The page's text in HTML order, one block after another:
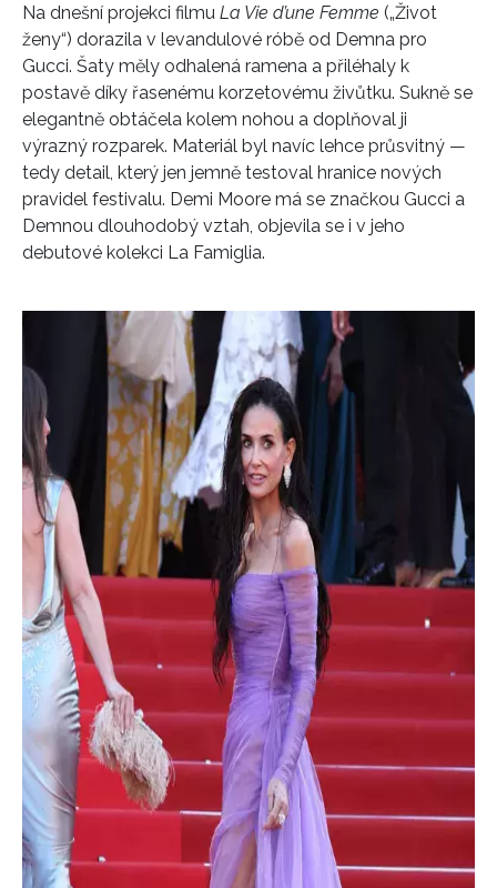
Na dnešní projekci filmu La Vie d’une Femme („Život
ženy“) dorazila v levandulové róbě od Demna pro
Gucci. Šaty měly odhalená ramena a přiléhaly k
postavě díky řasenému korzetovému živůtku. Sukně se
elegantně obtáčela kolem nohou a doplňoval ji
výrazný rozparek. Materiál byl navíc lehce průsvitný —
tedy detail, který jen jemně testoval hranice nových
pravidel festivalu. Demi Moore má se značkou Gucci a
Demnou dlouhodobý vztah, objevila se i v jeho
debutové kolekci La Famiglia.